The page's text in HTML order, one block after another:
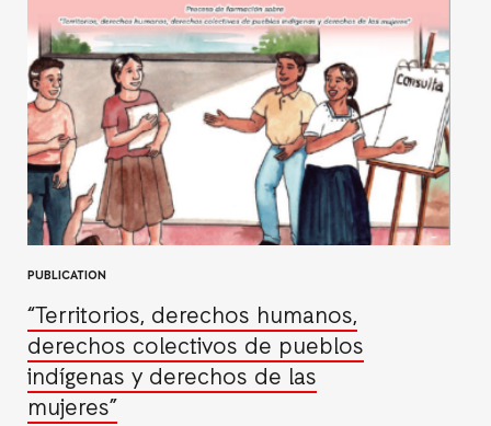
PUBLICATION
“Territorios, derechos humanos,
derechos colectivos de pueblos
indígenas y derechos de las
mujeres”